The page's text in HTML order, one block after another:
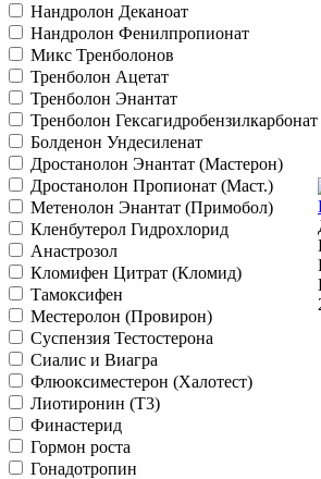
Нандролон Деканоат
Нандролон Фенилпропионат
Микс Тренболонов
Тренболон Ацетат
Тренболон Энантат
Тренболон Гексагидробензилкарбонат
Болденон Ундесиленат
Дростанолон Энантат (Мастерон)
Дростанолон Пропионат (Маст.)
Метенолон Энантат (Примобол)
Кленбутерол Гидрохлорид
Анастрозол
Кломифен Цитрат (Кломид)
Тамоксифен
Местеролон (Провирон)
Суспензия Тестостерона
Сиалис и Виагра
Флюоксиместерон (Халотест)
Лиотиронин (Т3)
Финастерид
Гормон роста
Гонадотропин